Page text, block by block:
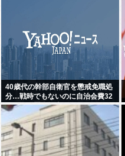
40歳代の幹部自衛官を懲戒免職処
分…戦時でもないのに自治会費32
万円と放置自転車を徴発